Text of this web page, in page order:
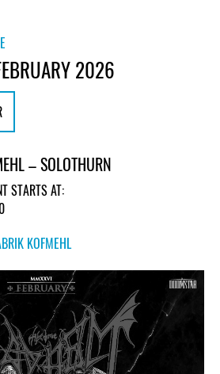
2026
– SOLOTHURN
STARTS AT:
KOFMEHL